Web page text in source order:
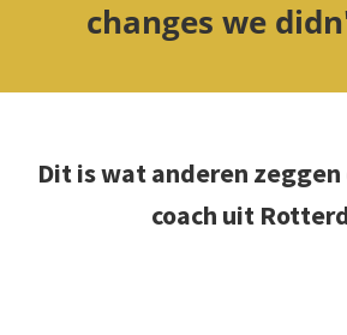
changes we
Dit is wat anderen
coach uit